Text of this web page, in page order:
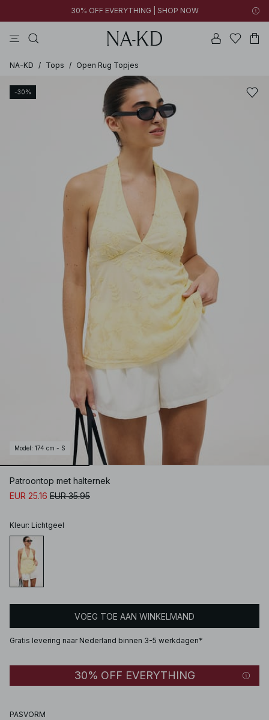
30% OFF EVERYTHING | SHOP NOW
NA-KD / Tops / Open Rug Topjes
-30%
Model : 174 cm - S
Patroontop met halternek
EUR 25.16 EUR 35.95
Kleur: Lichtgeel
VOEG TOE AAN WINKELMAND
Gratis levering naar Nederland binnen 3-5 werkdagen*
30% OFF EVERYTHING
PASVORM